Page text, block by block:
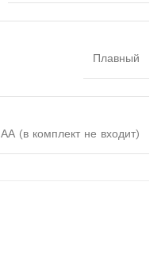
Плавный
АА (в комплект не входит)